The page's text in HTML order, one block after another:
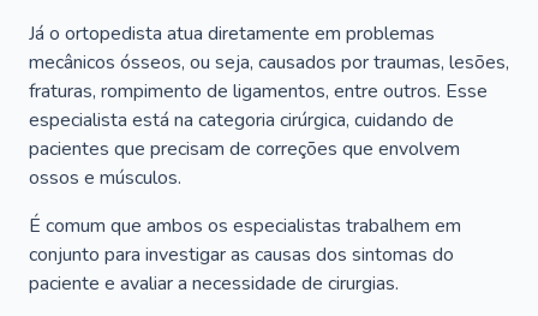
Já o ortopedista atua diretamente em problemas
mecânicos ósseos, ou seja, causados por traumas, lesões,
fraturas, rompimento de ligamentos, entre outros. Esse
especialista está na categoria cirúrgica, cuidando de
pacientes que precisam de correções que envolvem
ossos e músculos.
É comum que ambos os especialistas trabalhem em
conjunto para investigar as causas dos sintomas do
paciente e avaliar a necessidade de cirurgias.